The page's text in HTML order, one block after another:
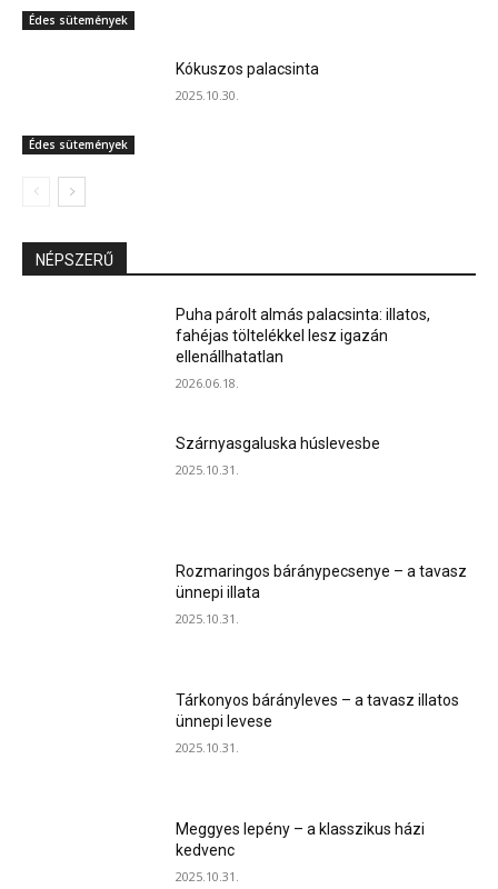
Édes sütemények
Édes sütemények
Kókuszos palacsinta
2025.10.30.
NÉPSZERŰ
Puha párolt almás palacsinta: illatos,
fahéjas töltelékkel lesz igazán
ellenállhatatlan
2026.06.18.
Szárnyasgaluska húslevesbe
2025.10.31.
Rozmaringos báránypecsenye – a tavasz
ünnepi illata
2025.10.31.
Tárkonyos bárányleves – a tavasz illatos
ünnepi levese
2025.10.31.
Meggyes lepény – a klasszikus házi
kedvenc
2025.10.31.